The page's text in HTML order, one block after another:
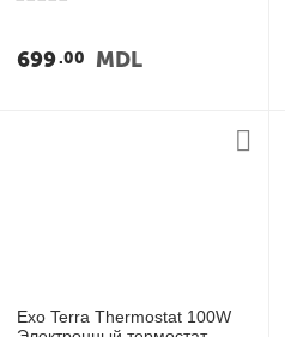
699 00 MDL
Exo Terra Thermostat 100W